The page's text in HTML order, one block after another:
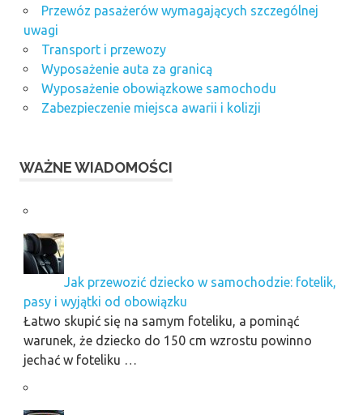
Przewóz pasażerów wymagających szczególnej
uwagi
Transport i przewozy
Wyposażenie auta za granicą
Wyposażenie obowiązkowe samochodu
Zabezpieczenie miejsca awarii i kolizji
WAŻNE WIADOMOŚCI
Jak przewozić dziecko w samochodzie: fotelik,
pasy i wyjątki od obowiązku
Łatwo skupić się na samym foteliku, a pominąć
warunek, że dziecko do 150 cm wzrostu powinno
jechać w foteliku …